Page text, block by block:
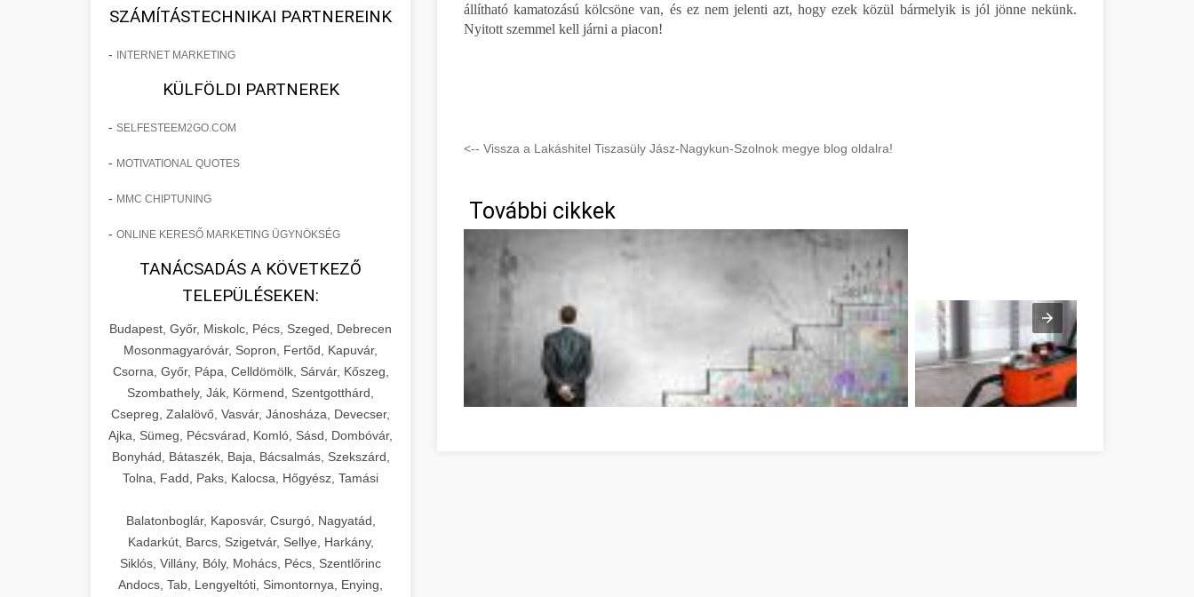
SZÁMÍTÁSTECHNIKAI PARTNEREINK
- INTERNET MARKETING
KÜLFÖLDI PARTNEREK
- SELFESTEEM2GO.COM
- MOTIVATIONAL QUOTES
- MMC CHIPTUNING
- ONLINE KERESŐ MARKETING ÜGYNÖKSÉG
TANÁCSADÁS A KÖVETKEZŐ
TELEPÜLÉSEKEN:
Budapest, Győr, Miskolc, Pécs, Szeged, Debrecen
Mosonmagyaróvár, Sopron, Fertőd, Kapuvár,
Csorna, Győr, Pápa, Celldömölk, Sárvár, Kőszeg,
Szombathely, Ják, Körmend, Szentgotthárd,
Csepreg, Zalalövő, Vasvár, Jánosháza, Devecser,
Ajka, Sümeg, Pécsvárad, Komló, Sásd, Dombóvár,
Bonyhád, Bátaszék, Baja, Bácsalmás, Szekszárd,
Tolna, Fadd, Paks, Kalocsa, Hőgyész, Tamási
Balatonboglár, Kaposvár, Csurgó, Nagyatád,
Kadarkút, Barcs, Szigetvár, Sellye, Harkány,
Siklós, Villány, Bóly, Mohács, Pécs, Szentlőrinc
Andocs, Tab, Lengyeltóti, Simontornya, Enying,
állítható kamatozású kölcsöne van, és ez nem jelenti azt, hogy ezek közül bármelyik is jól jönne nekünk.
Nyitott szemmel kell járni a piacon!
<-- Vissza a Lakáshitel Tiszasüly Jász-Nagykun-Szolnok megye blog oldalra!
További cikkek